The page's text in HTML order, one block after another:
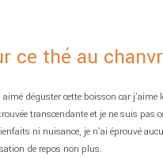
ce thé au
déguster cette boisson car j’aime
transcendante et je ne suis pas
ni nuisance, je n’ai éprouvé
de repos non plus.